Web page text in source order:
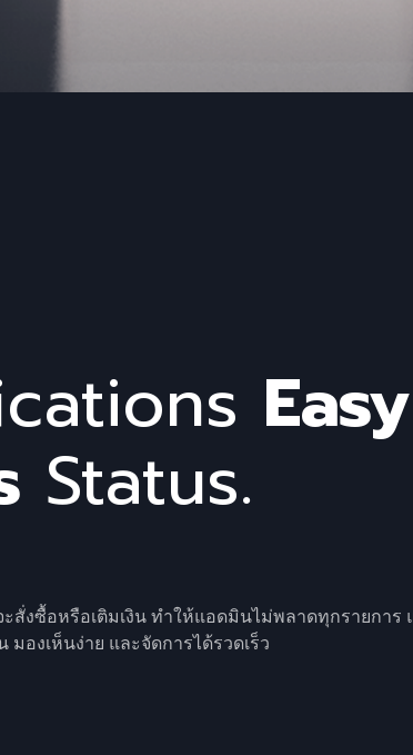
Status.
สั่งซื้อหรือเติมเงิน ทำให้แอดมินไม่พลาดทุกรายการ
องเห็นง่าย และจัดการได้รวดเร็ว